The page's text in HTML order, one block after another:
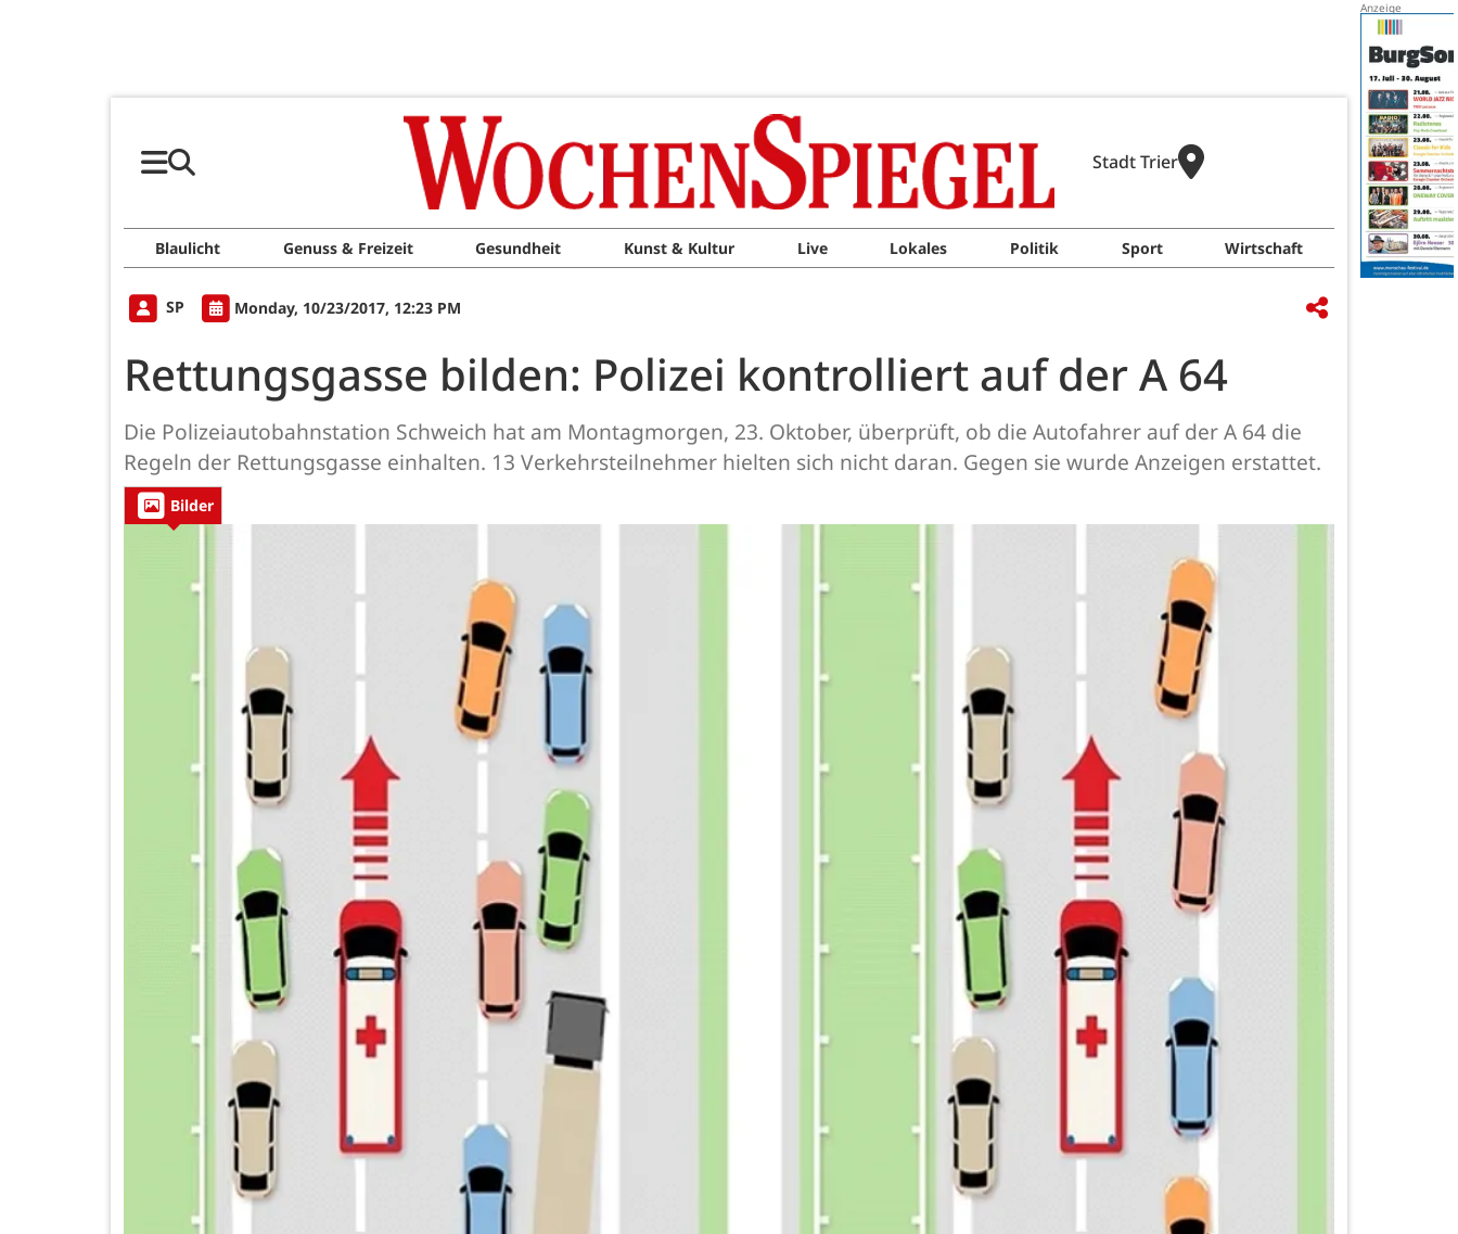
Stadt Trier
Blaulicht Genuss & Freizeit Gesundheit Kunst & Kultur Live Lokales Politik Sport Wirtschaft
SP Monday, 10/23/2017, 12:23 PM
Rettungsgasse bilden: Polizei kontrolliert auf der A 64
Die Polizeiautobahnstation Schweich hat am Montagmorgen, 23. Oktober, überprüft, ob die Autofahrer auf der A 64 die
Regeln der Rettungsgasse einhalten. 13 Verkehrsteilnehmer hielten sich nicht daran. Gegen sie wurde Anzeigen erstattet.
Bilder